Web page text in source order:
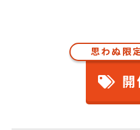
思わぬ限